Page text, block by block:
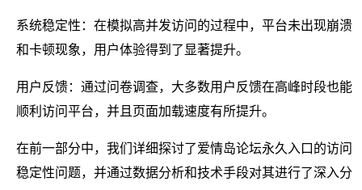
系统稳定性：在模拟高并发访问的过程中，平台未出现崩溃
和卡顿现象，用户体验得到了显著提升。
用户反馈：通过问卷调查，大多数用户反馈在高峰时段也能
顺利访问平台，并且页面加载速度有所提升。
在前一部分中，我们详细探讨了爱情岛论坛永久入口的访问
稳定性问题，并通过数据分析和技术手段对其进行了深入分